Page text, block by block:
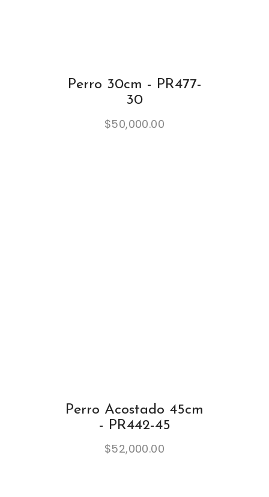
Perro 30cm - PR477-
30
$50,000.00
Perro Acostado 45cm
- PR442-45
$52,000.00